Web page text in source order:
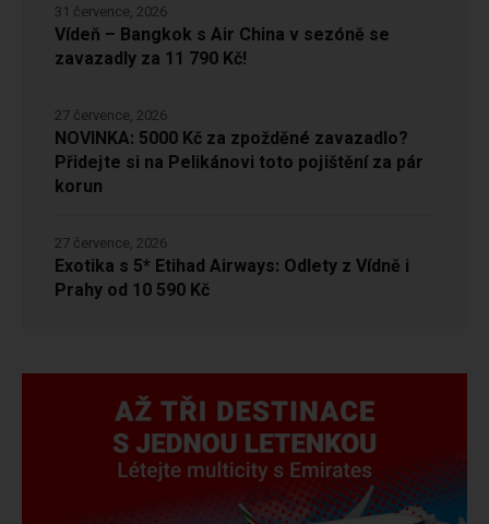
Vídeň – Bangkok s Air China v sezóně se
zavazadly za 11 790 Kč!
31 července, 2026
NOVINKA: 5000 Kč za zpožděné zavazadlo?
Přidejte si na Pelikánovi toto pojištění za pár
korun
27 července, 2026
Exotika s 5* Etihad Airways: Odlety z Vídně i
Prahy od 10 590 Kč
27 července, 2026